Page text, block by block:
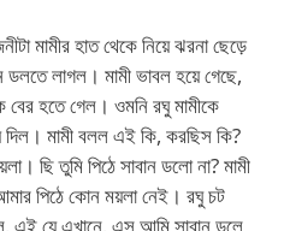
মামীর হাত থেকে নিয়ে ঝরনা ছেড়ে
ডলতে লাগল। মামী ভাবল হয়ে গেছে,
বের হতে গেল। ওমনি রঘু মামীকে
দিল। মামী বলল এই কি, করছিস কি?
ছি তুমি পিঠে সাবান ডলো না? মামী
পিঠে কোন ময়লা নেই। রঘু চট